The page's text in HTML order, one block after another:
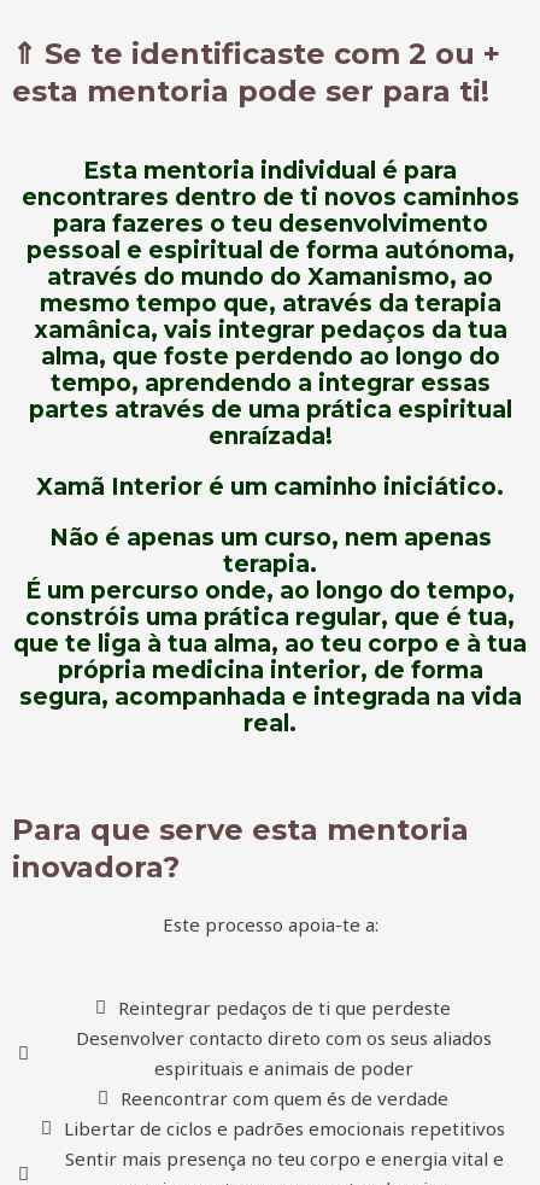
⇑ Se te identificaste com 2 ou +
esta mentoria pode ser para ti!
Esta mentoria individual é para
encontrares dentro de ti novos caminhos
para fazeres o teu desenvolvimento
pessoal e espiritual de forma autónoma,
através do mundo do Xamanismo, ao
mesmo tempo que, através da terapia
xamânica, vais integrar pedaços da tua
alma, que foste perdendo ao longo do
tempo, aprendendo a integrar essas
partes através de uma prática espiritual
enraízada!
Xamã Interior é um caminho iniciático.
Não é apenas um curso, nem apenas
terapia.
É um percurso onde, ao longo do tempo,
constróis uma prática regular, que é tua,
que te liga à tua alma, ao teu corpo e à tua
própria medicina interior, de forma
segura, acompanhada e integrada na vida
real.
Para que serve esta mentoria
inovadora?
Este processo apoia-te a:
Reintegrar pedaços de ti que perdeste
Desenvolver contacto direto com os seus aliados
espirituais e animais de poder
Reencontrar com quem és de verdade
Libertar de ciclos e padrões emocionais repetitivos
Sentir mais presença no teu corpo e energia vital e